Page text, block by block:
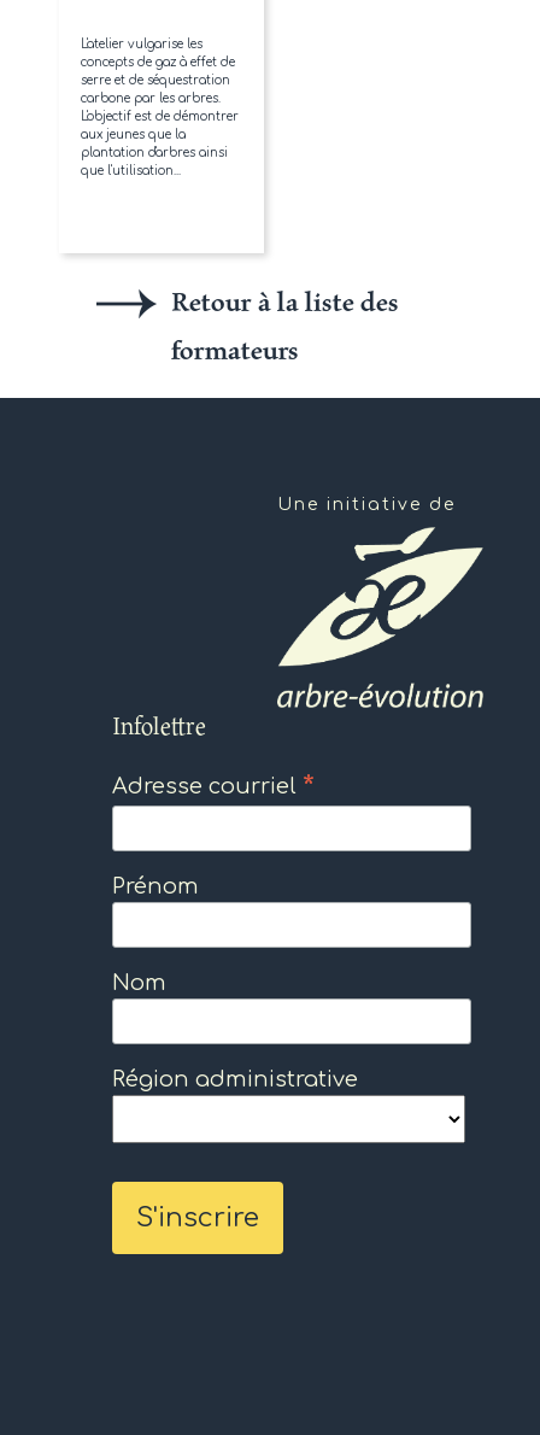
L'atelier vulgarise les
concepts de gaz à effet de
serre et de séquestration
carbone par les arbres.
L'objectif est de démontrer
aux jeunes que la
plantation d'arbres ainsi
que l'utilisation...
Retour à la liste des
formateurs
Une initiative de
Infolettre
Adresse courriel *
Prénom
Nom
Région administrative